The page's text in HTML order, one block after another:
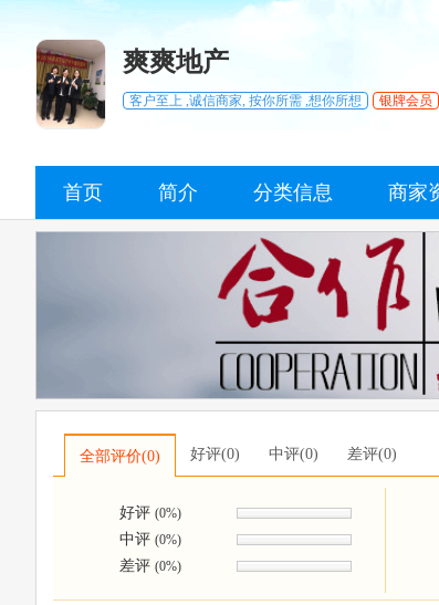
爽爽地产
客户至上 ,诚信商家, 按你所需 ,想你所想 银牌会员
首页 简介 分类信息 商家
全部评价(0) 好评(0) 中评(0) 差评(0)
好评 (0%)
中评 (0%)
差评 (0%)